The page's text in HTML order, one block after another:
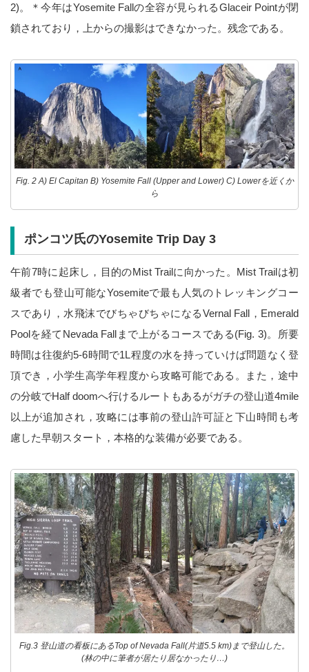
2)。＊今年はYosemite Fallの全容が見られるGlaceir Pointが閉
鎖されており，上からの撮影はできなかった。残念である。
Fig. 2 A) El Capitan B) Yosemite Fall (Upper and Lower) C) Lowerを近くか
ら
ポンコツ氏のYosemite Trip Day 3
午前7時に起床し，目的のMist Trailに向かった。Mist Trailは初
級者でも登山可能なYosemiteで最も人気のトレッキングコー
スであり，水飛沫でびちゃびちゃになるVernal Fall，Emerald
Poolを経てNevada Fallまで上がるコースである(Fig. 3)。所要
時間は往復約5-6時間で1L程度の水を持っていけば問題なく登
頂でき，小学生高学年程度から攻略可能である。また，途中
の分岐でHalf doomへ行けるルートもあるがガチの登山道4mile
以上が追加され，攻略には事前の登山許可証と下山時間も考
慮した早朝スタート，本格的な装備が必要である。
Fig.3 登山道の看板にあるTop of Nevada Fall(片道5.5 km)まで登山した。
(林の中に筆者が居たり居なかったり…)